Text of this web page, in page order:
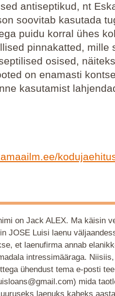
antiseptikud, nt
soovitab kasutada
puidu korral ühes
pinnakatted, mille
osised,
on enamasti
kasutamist
on Jack ALEX. Ma käisin
JOSE Luisi laenu
et laenufirma annab
intressimääraga.
ühendust tema e-posti
mida
laenuks kaheks